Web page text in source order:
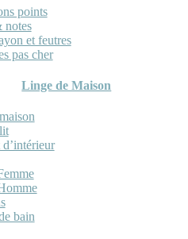
points
notes
et feutres
pas cher
Linge de Maison
bain